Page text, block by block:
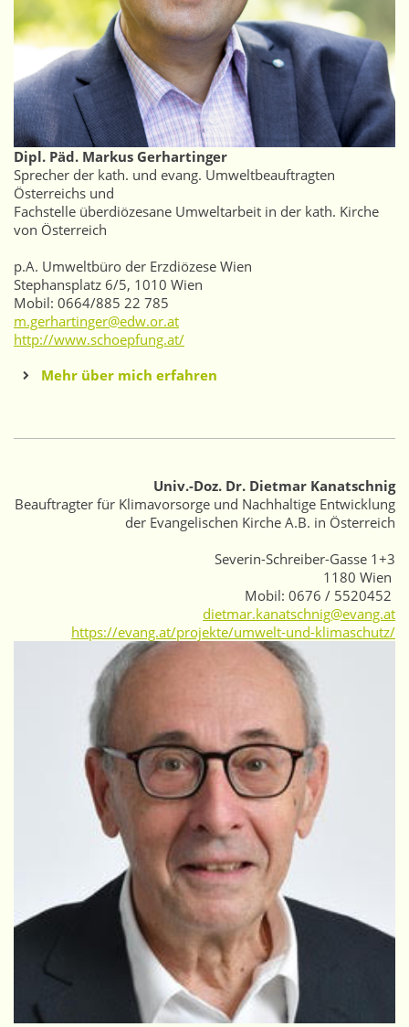
Dipl. Päd. Markus Gerhartinger
Sprecher der kath. und evang. Umweltbeauftragten
Österreichs und
Fachstelle überdiözesane Umweltarbeit in der kath. Kirche
von Österreich
p.A. Umweltbüro der Erzdiözese Wien
Stephansplatz 6/5, 1010 Wien
Mobil: 0664/885 22 785
m.gerhartinger@edw.or.at
http://www.schoepfung.at/
Mehr über mich erfahren
Univ.-Doz. Dr. Dietmar Kanatschnig
Beauftragter für Klimavorsorge und Nachhaltige Entwicklung
der Evangelischen Kirche A.B. in Österreich
Severin-Schreiber-Gasse 1+3
1180 Wien
Mobil: 0676 / 5520452
dietmar.kanatschnig@evang.at
https://evang.at/projekte/umwelt-und-klimaschutz/